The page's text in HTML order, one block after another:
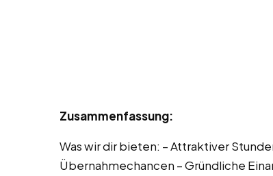
Zusammenfassung:
Was wir dir bieten: – Attraktiver
Übernahmechancen – Gründliche